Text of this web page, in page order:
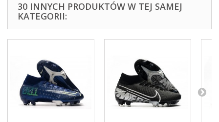
30 INNYCH PRODUKTÓW W TEJ SAMEJ
KATEGORII: